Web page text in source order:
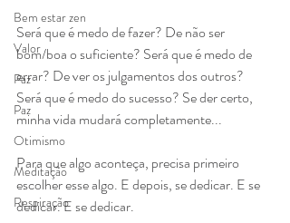
Bem estar zen
Valor
Paz
Paz
Otimismo
Meditação
Respiração
Será que é medo de fazer? De não ser
bom/boa o suficiente? Será que é medo de
errar? De ver os julgamentos dos outros?
Será que é medo do sucesso? Se der certo,
minha vida mudará completamente...
Para que algo aconteça, precisa primeiro
escolher esse algo. E depois, se dedicar. E se
dedicar. E se dedicar.